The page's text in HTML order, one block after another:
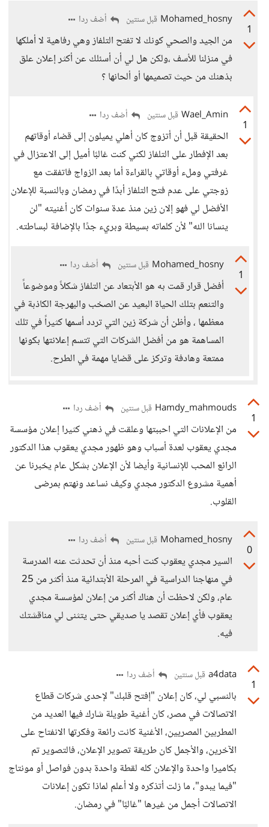
1
Mohamed_hosny قبل سنتين أضف ردا
من الجيد والصحي كونك لا تفتح التلفاز وهي رفاهية لا أملكها
في منزلنا للأسف ،ولكن هل لي أن أسئلك عن أكثر إعلان علق
بذهنك من حيث تصميمها أو ألحانها ؟
1
Wael_Amin قبل سنتين أضف ردا
الحقيقة قبل أن أتزوج كان أهلي يميلون إلى قضاء أوقاتهم
بعد الإفطار على التلفاز لكني كنت غالبًا أميل إلى الاعتزال في
غرفتي وملء أوقاتي بالقراءة أما بعد الزواج فاتفقت مع
زوجتي على عدم فتح التلفاز أبدًا في رمضان وبالنسبة للإعلان
الأفضل لي فهو إلان زين منذ عدة سنوات كان أغنيته "لن
ينسانا الله" لأن كلماته بسيطة وبريء جدًا بالإضافة لبساطته.
1
Mohamed_hosny قبل سنتين أضف ردا
أفضل قرار قمت به هو الأبتعاد عن التلفاز شكلاً وموضوعاً
والتنعم بتلك الحياة البعيد عن الصخب والبهرجة الكاذبة في
معظمها ، وأظن أن شركة زين التي تردد أسمها كثيراً في تلك
المساهمة هو من أفضل الشركات التي تتسم إعلانتها بكونها
ممتعة وهادفة وتركز على قضايا مهمة في الطرح.
1
Hamdy_mahmouds قبل سنتين أضف ردا
من الإعلانات التي احببتها وعلقت في ذهني كثيرا إعلان مؤسسة
مجدي يعقوب لعدة أسباب وهو ظهور مجدي يعقوب هذا الدكتور
الرائع المحب للإنسانية وأيضا لأن الإعلان بشكل عام يخبرنا عن
أهمية مشروع الدكتور مجدي وكيف نساعد ونهتم بمرضى
القلوب.
0
Mohamed_hosny قبل سنتين أضف ردا
السير مجدي يعقوب كنت أحبه منذ أن تحدثت عنه المدرسة
في منهاجنا الدراسية في المرحلة الأبتدائية منذ أكثر من 25
عام، ولكن لاحظت أن هناك أكثر من إعلان لمؤسسة مجدي
يعقوب فأي إعلان تقصد يا صديقي حتى يتثنى لي مناقشتك
فيه.
1
a4data قبل سنتين أضف ردا
بالنسبي لي، كان إعلان "إفتح قلبك" لإحدى شركات قطاع
الاتصالات في مصر، كان أغنية طويلة شارك فيها العديد من
المطربين المصريين، الأغنية كانت رائعة وفكرتها الانفتاح على
الآخرين، والأجمل كان طريقة تصوير الإعلان، فالتصوير تم
بكاميرا واحدة والإعلان كله لقطة واحدة بدون فواصل أو مونتاج
"فيما يبدو"، ما زلت أتذكره ولا أعلم لماذا تكون إعلانات
الاتصالات أجمل من غيرها "غالبًا" في رمضان.